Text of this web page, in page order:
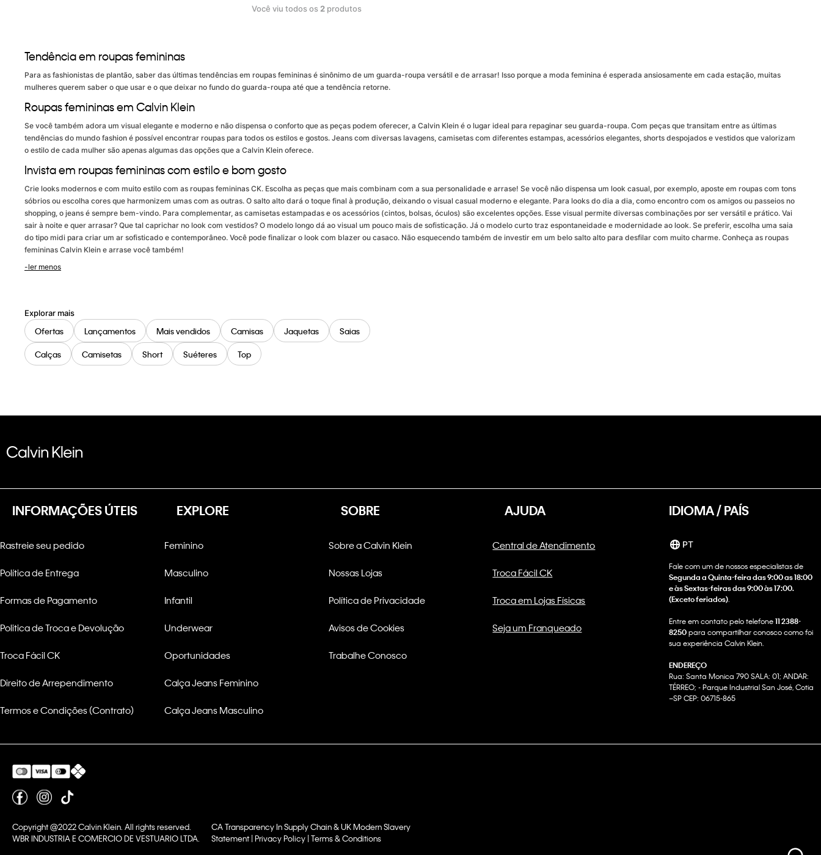
Você viu todos os2produtos
Tendência em roupas femininas
Para as fashionistas de plantão, saber das últimas tendências em roupas femininas é sinônimo de um guarda-roupa versátil e de arrasar! Isso porque a moda feminina é esperada ansiosamente em cada estação, muitas
mulheres querem saber o que usar e o que deixar no fundo do guarda-roupa até que a tendência retorne.
Roupas femininas em Calvin Klein
Se você também adora um visual elegante e moderno e não dispensa o conforto que as peças podem oferecer, a Calvin Klein é o lugar ideal para repaginar seu guarda-roupa. Com peças que transitam entre as últimas
tendências do mundo fashion é possível encontrar roupas para todos os estilos e gostos. Jeans com diversas lavagens, camisetas com diferentes estampas, acessórios elegantes, shorts despojados e vestidos que valorizam
o estilo de cada mulher são apenas algumas das opções que a Calvin Klein oferece.
Invista em roupas femininas com estilo e bom gosto
Crie looks modernos e com muito estilo com as roupas femininas CK. Escolha as peças que mais combinam com a sua personalidade e arrase! Se você não dispensa um look casual, por exemplo, aposte em roupas com tons
sóbrios ou escolha cores que harmonizem umas com as outras. O salto alto dará o toque final à produção, deixando o visual casual moderno e elegante. Para looks do dia a dia, como encontro com os amigos ou passeios no
shopping, o jeans é sempre bem-vindo. Para complementar, as camisetas estampadas e os acessórios (cintos, bolsas, óculos) são excelentes opções. Esse visual permite diversas combinações por ser versátil e prático. Vai
sair à noite e quer arrasar? Que tal caprichar no look com vestidos? O modelo longo dá ao visual um pouco mais de sofisticação. Já o modelo curto traz espontaneidade e modernidade ao look. Se preferir, escolha uma saia
do tipo midi para criar um ar sofisticado e contemporâneo. Você pode finalizar o look com blazer ou casaco. Não esquecendo também de investir em um belo salto alto para desfilar com muito charme. Conheça as roupas
femininas Calvin Klein e arrase você também!
-ler menos
Explorar mais
Ofertas Lançamentos Mais vendidos Camisas Jaquetas Saias
Calças Camisetas Short Suéteres Top
INFORMAÇÕES ÚTEIS
Rastreie seu pedido
Política de Entrega
Formas de Pagamento
Politica de Troca e Devolução
Troca Fácil CK
Direito de Arrependimento
Termos e Condições (Contrato)
EXPLORE
Feminino
Masculino
Infantil
Underwear
Oportunidades
Calça Jeans Feminino
Calça Jeans Masculino
SOBRE
Sobre a Calvin Klein
Nossas Lojas
Política de Privacidade
Avisos de Cookies
Trabalhe Conosco
AJUDA
Central de Atendimento
Troca Fácil CK
Troca em Lojas Físicas
Seja um Franqueado
IDIOMA / PAÍS
PT
Fale com um de nossos especialistas de
Segunda a Quinta-feira das 9:00 as 18:00
e às Sextas-feiras das 9:00 às 17:00.
(Exceto feriados)
Entre em contato pelo telefone11 2388-
8250para compartilhar conosco como foi
sua experiência Calvin Klein.
ENDEREÇO
Rua: Santa Monica 790 SALA: 01; ANDAR:
TÉRREO; - Parque Industrial San José, Cotia
–SP CEP: 06715-865
Copyright @2022 Calvin Klein. All rights reserved.
WBR INDUSTRIA E COMERCIO DE VESTUARIO LTDA.
CA Transparency In Supply Chain & UK Modern Slavery
Statement | Privacy Policy | Terms & Conditions